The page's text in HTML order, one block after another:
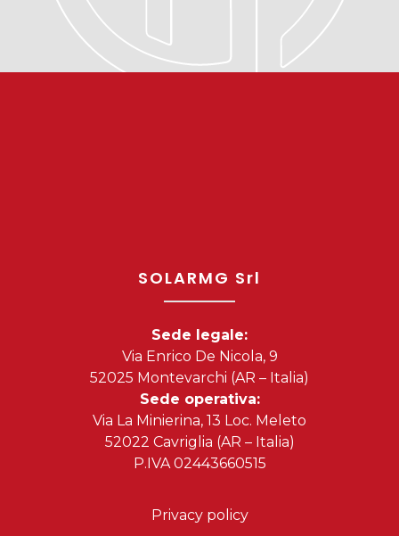
SOLARMG Srl
Sede legale:
Via Enrico De Nicola, 9
52025 Montevarchi (AR – Italia)
Sede operativa:
Via La Minierina, 13 Loc. Meleto
52022 Cavriglia (AR – Italia)
P.IVA 02443660515
Privacy policy